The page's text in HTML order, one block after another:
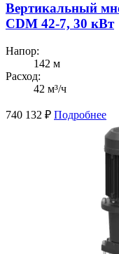
Вертикальный
CDM 42-7, 30 кВт
Напор:
142 м
Расход:
42 м³/ч
740 132 ₽ Подробнее